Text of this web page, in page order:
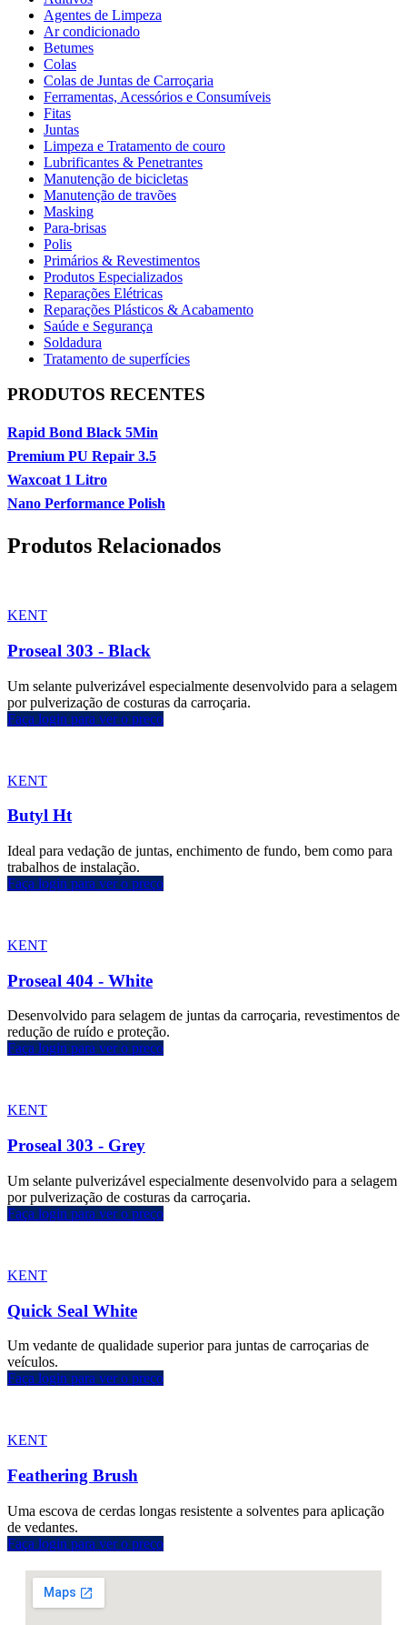
Agentes de Limpeza
Ar condicionado
Betumes
Colas
Colas de Juntas de Carroçaria
Ferramentas, Acessórios e Consumíveis
Fitas
Juntas
Limpeza e Tratamento de couro
Lubrificantes & Penetrantes
Manutenção de bicicletas
Manutenção de travões
Masking
Para-brisas
Polis
Primários & Revestimentos
Produtos Especializados
Reparações Elétricas
Reparações Plásticos & Acabamento
Saúde e Segurança
Soldadura
Tratamento de superfícies
PRODUTOS RECENTES
Rapid Bond Black 5Min
Premium PU Repair 3.5
Waxcoat 1 Litro
Nano Performance Polish
Produtos Relacionados
KENT
Proseal 303 - Black
Um selante pulverizável especialmente desenvolvido para a selagem
por pulverização de costuras da carroçaria.
Faça login para ver o preço
KENT
Butyl Ht
Ideal para vedação de juntas, enchimento de fundo, bem como para
trabalhos de instalação.
Faça login para ver o preço
KENT
Proseal 404 - White
Desenvolvido para selagem de juntas da carroçaria, revestimentos de
redução de ruído e proteção.
Faça login para ver o preço
KENT
Proseal 303 - Grey
Um selante pulverizável especialmente desenvolvido para a selagem
por pulverização de costuras da carroçaria.
Faça login para ver o preço
KENT
Quick Seal White
Um vedante de qualidade superior para juntas de carroçarias de
veículos.
Faça login para ver o preço
KENT
Feathering Brush
Uma escova de cerdas longas resistente a solventes para aplicação
de vedantes.
Faça login para ver o preço